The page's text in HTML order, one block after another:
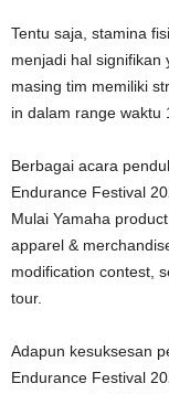
Tentu saja, stamina
menjadi hal signifikan
masing tim memiliki
in dalam range waktu
Berbagai acara
Endurance Festival
Mulai Yamaha
apparel &
modification contest,
tour.
Adapun kesuksesan
Endurance Festival